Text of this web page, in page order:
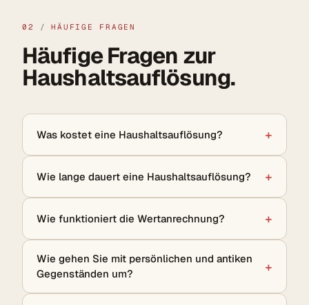
02 / HÄUFIGE FRAGEN
Häufige Fragen zur
Haushaltsauflösung.
Was kostet eine Haushaltsauflösung?
Wie lange dauert eine Haushaltsauflösung?
Wie funktioniert die Wertanrechnung?
Wie gehen Sie mit persönlichen und antiken
Gegenständen um?